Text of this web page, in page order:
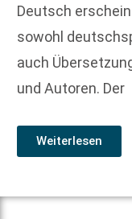
Deutsch
sowohl
auch
und Autoren. Der
Weiterlesen